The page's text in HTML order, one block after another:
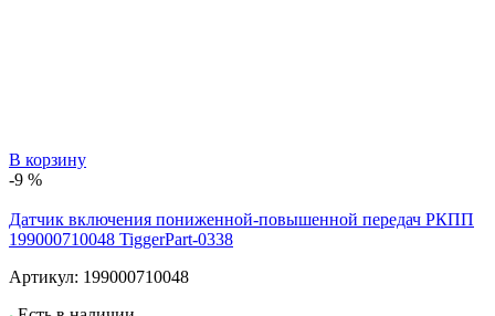
В корзину
-9 %
Датчик включения пониженной-повышенной передач РКПП
199000710048 TiggerPart-0338
Артикул: 199000710048